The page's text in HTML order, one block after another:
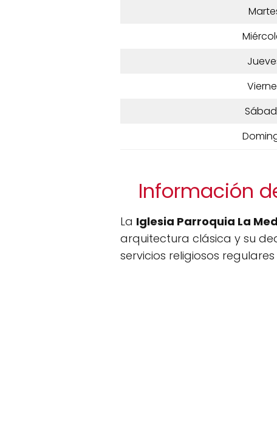
Información
La Iglesia Parroquia La
arquitectura clásica y su
servicios religiosos